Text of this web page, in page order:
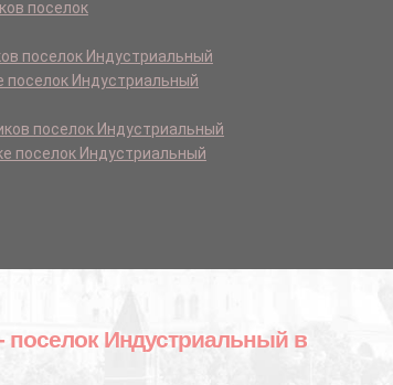
поселок
поселок Индустриальный
поселок Индустриальный
поселок Индустриальный
поселок Индустриальный
поселок Индустриальный в